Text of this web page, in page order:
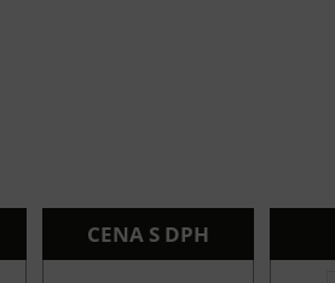
CENA S DPH